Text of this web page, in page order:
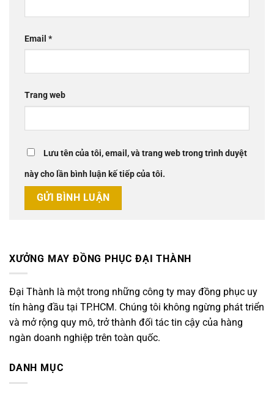
Email *
Trang web
Lưu tên của tôi, email, và trang web trong trình duyệt
này cho lần bình luận kế tiếp của tôi.
XƯỞNG MAY ĐỒNG PHỤC ĐẠI THÀNH
Đại Thành là một trong những công ty may đồng phục uy
tín hàng đầu tại TP.HCM. Chúng tôi không ngừng phát triển
và mở rộng quy mô, trở thành đối tác tin cậy của hàng
ngàn doanh nghiệp trên toàn quốc.
DANH MỤC